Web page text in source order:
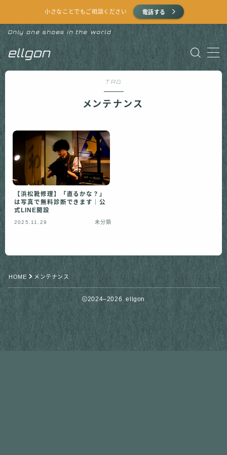
小さなことでもご相談ください 電話する
ellgon
Only one shoes in the world
MENU
HOME
お問い合わせ（LINE）
お問い合わせ（電話）
お問い合わせ（メール）
TAG
メンテナンス
【浜松靴修理】「直るかな？」
は写真で無料診断できます｜公
式LINE開設
2025.11.29 未分類
HOME メンテナンス
2024–2026 ellgon